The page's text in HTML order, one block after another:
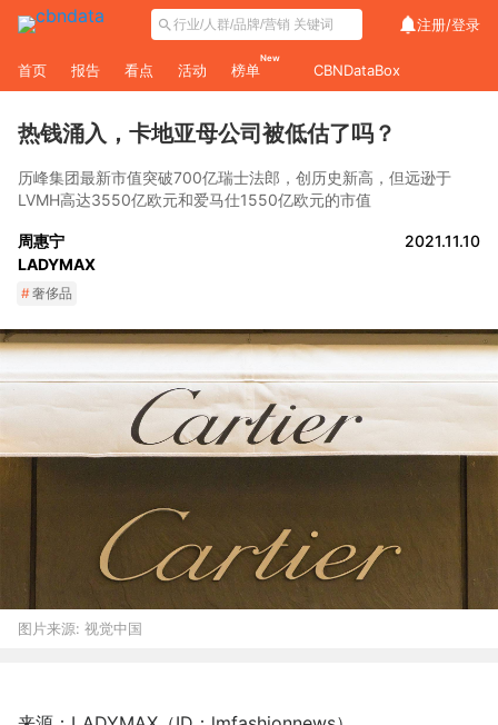
注册/登录
首页 报告 看点 活动 榜单
New
CBNDataBox
热钱涌入，卡地亚母公司被低估了吗？
历峰集团最新市值突破700亿瑞士法郎，创历史新高，但远逊于
LVMH高达3550亿欧元和爱马仕1550亿欧元的市值
周惠宁
LADYMAX
2021.11.10
#奢侈品
图片来源: 视觉中国